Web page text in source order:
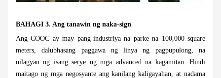
BAHAGI 3. Ang tanawin ng naka-sign
Ang COOC ay may pang-industriya na parke na 100,000 square
meters, dalubhasang paggawa ng linya ng pagpupulong, na
nilagyan ng isang serye ng mga advanced na kagamitan. Hindi
maitago ng mga negosyante ang kanilang kaligayahan, at nadama